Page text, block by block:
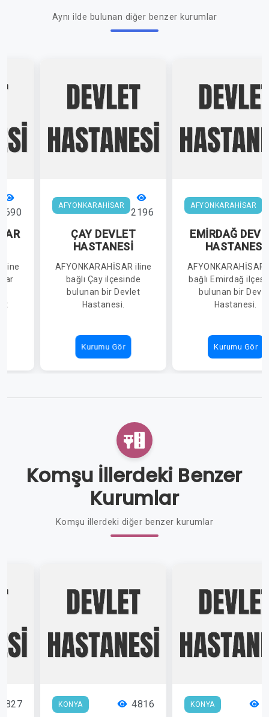
Aynı ilde bulunan diğer benzer kurumlar
iline
AFYONKARAHİSAR
2196
ÇAY DEVLET
HASTANESİ
AFYONKARAHİSAR iline
bağlı Çay ilçesinde
bulunan bir Devlet
Hastanesi.
Kurumu Gör
AFYONKARAHİSAR
EMİRDAĞ
HASTANESİ
AFYONKARAHİSAR
bağlı Emirdağ
bulunan bir
Hastanesi.
Kurumu Gör
Komşu İllerdeki Benzer
Kurumlar
Komşu illerdeki diğer benzer kurumlar
KONYA 4816 KONYA